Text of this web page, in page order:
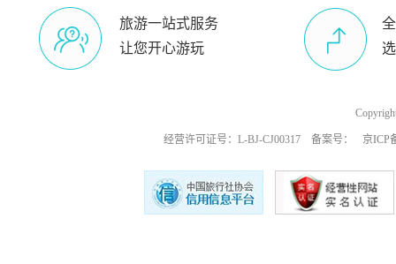
旅游一站式服务
让您开心游玩
经营许可证号：L-BJ-CJ00317 备案号： 京ICP